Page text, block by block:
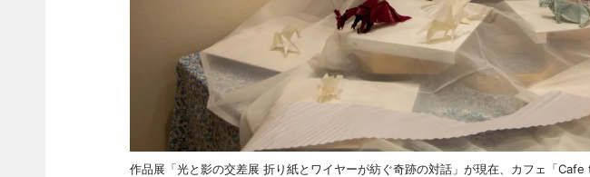
作品展「光と影の交差展 折り紙とワイヤーが紡ぐ奇跡の対話」が現在、カフェ「